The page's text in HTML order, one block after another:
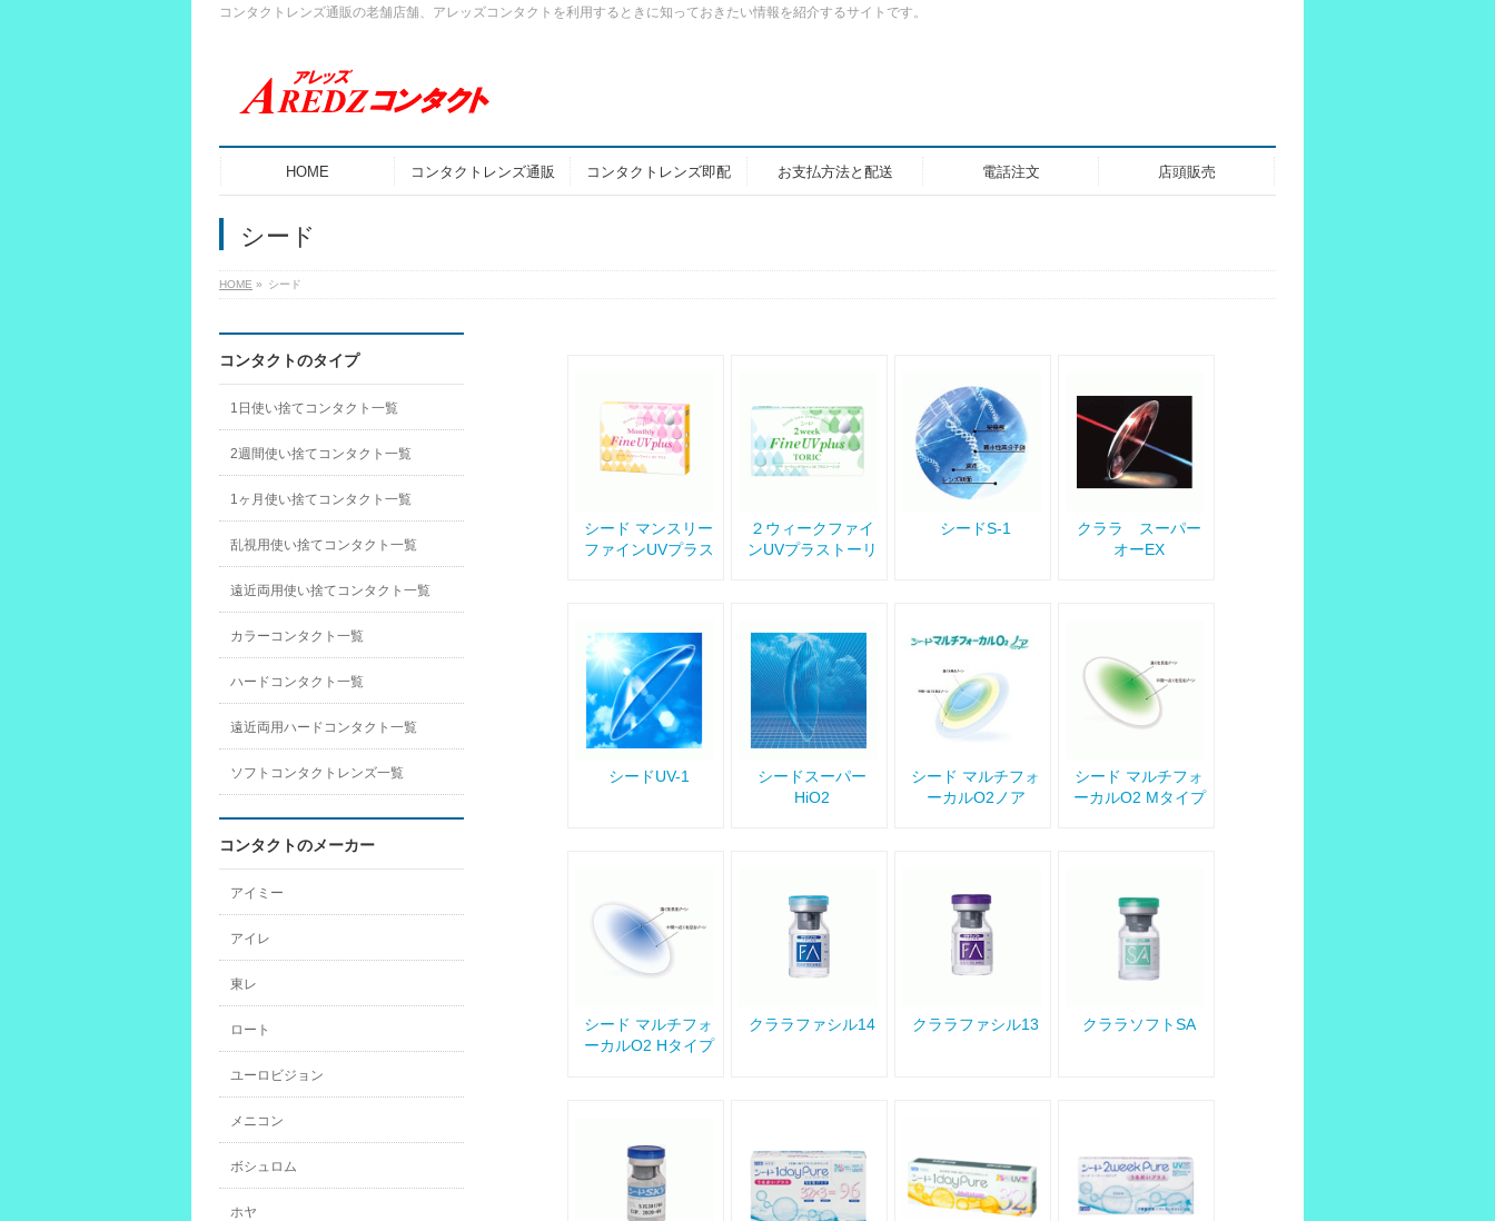
コンタクトレンズ通販の老舗店舗、アレッズコンタクトを利用するときに知っておきたい情報を紹介するサイトです。
HOME コンタクトレンズ通販 コンタクトレンズ即配 お支払方法と配送 電話注文 店頭販売
シード
HOME » シード
シード マンスリー
ファインUVプラス
２ウィークファイ
ンUVプラストーリ
シードS-1
クララ スーパー
オーEX
シードUV-1
シードスーパー
HiO2
シード マルチフォ
ーカルO2ノア
シード マルチフォ
ーカルO2 Mタイプ
シード マルチフォ
ーカルO2 Hタイプ
クララファシル14 クララファシル13 クララソフトSA
コンタクトのタイプ
1日使い捨てコンタクト一覧
2週間使い捨てコンタクト一覧
1ヶ月使い捨てコンタクト一覧
乱視用使い捨てコンタクト一覧
遠近両用使い捨てコンタクト一覧
カラーコンタクト一覧
ハードコンタクト一覧
遠近両用ハードコンタクト一覧
ソフトコンタクトレンズ一覧
コンタクトのメーカー
アイミー
アイレ
東レ
ロート
ユーロビジョン
メニコン
ボシュロム
ホヤ